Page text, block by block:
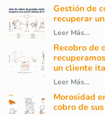
Gestión de
recuperar
Leer Más...
Recobro de
un cliente
Leer Más...
Morosidad
cobro de